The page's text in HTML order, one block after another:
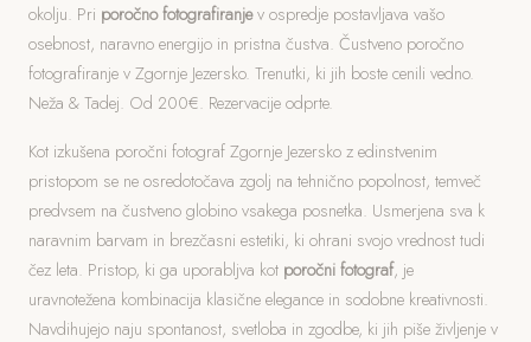
okolju. Pri poročno fotografiranjev ospredje postavljava vašo
osebnost, naravno energijo in pristna čustva. Čustveno poročno
fotografiranje v Zgornje Jezersko. Trenutki, ki jih boste cenili vedno.
Neža & Tadej. Od 200€. Rezervacije odprte.
Kot izkušena poročni fotograf Zgornje Jezersko z edinstvenim
pristopom se ne osredotočava zgolj na tehnično popolnost, temveč
predvsem na čustveno globino vsakega posnetka. Usmerjena sva k
naravnim barvam in brezčasni estetiki, ki ohrani svojo vrednost tudi
čez leta. Pristop, ki ga uporabljva kot poročni fotograf, je
uravnotežena kombinacija klasične elegance in sodobne kreativnosti.
Navdihujejo naju spontanost, svetloba in zgodbe, ki jih piše življenje v